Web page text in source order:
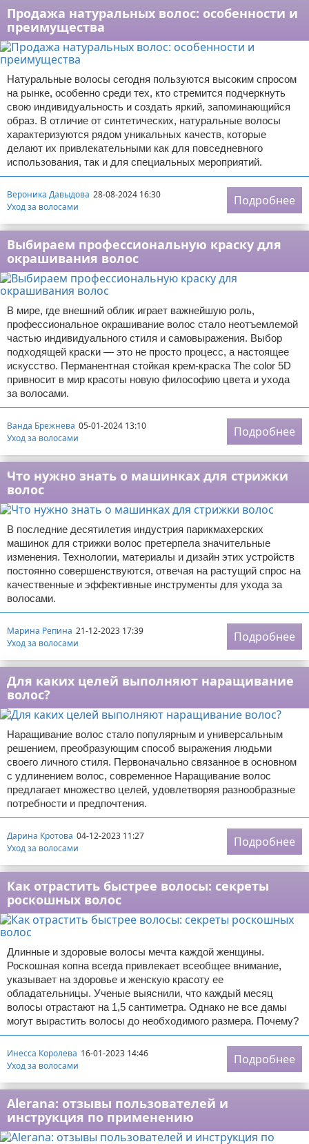
Продажа натуральных волос: особенности и
преимущества
Натуральные волосы сегодня пользуются высоким спросом
на рынке, особенно среди тех, кто стремится подчеркнуть
свою индивидуальность и создать яркий, запоминающийся
образ. В отличие от синтетических, натуральные волосы
характеризуются рядом уникальных качеств, которые
делают их привлекательными как для повседневного
использования, так и для специальных мероприятий.
Вероника Давыдова 28-08-2024 16:30
Уход за волосами
Подробнее
Выбираем профессиональную краску для
окрашивания волос
В мире, где внешний облик играет важнейшую роль,
профессиональное окрашивание волос стало неотъемлемой
частью индивидуального стиля и самовыражения. Выбор
подходящей краски — это не просто процесс, а настоящее
искусство. Перманентная стойкая крем-краска The color 5D
привносит в мир красоты новую философию цвета и ухода
за волосами.
Ванда Брежнева 05-01-2024 13:10
Уход за волосами
Подробнее
Что нужно знать о машинках для стрижки
волос
В последние десятилетия индустрия парикмахерских
машинок для стрижки волос претерпела значительные
изменения. Технологии, материалы и дизайн этих устройств
постоянно совершенствуются, отвечая на растущий спрос на
качественные и эффективные инструменты для ухода за
волосами.
Марина Репина 21-12-2023 17:39
Уход за волосами
Подробнее
Для каких целей выполняют наращивание
волос?
Наращивание волос стало популярным и универсальным
решением, преобразующим способ выражения людьми
своего личного стиля. Первоначально связанное в основном
с удлинением волос, современное Наращивание волос
предлагает множество целей, удовлетворяя разнообразные
потребности и предпочтения.
Дарина Кротова 04-12-2023 11:27
Уход за волосами
Подробнее
Как отрастить быстрее волосы: секреты
роскошных волос
Длинные и здоровые волосы мечта каждой женщины.
Роскошная копна всегда привлекает всеобщее внимание,
указывает на здоровье и женскую красоту ее
обладательницы. Ученые выяснили, что каждый месяц
волосы отрастают на 1,5 сантиметра. Однако не все дамы
могут вырастить волосы до необходимого размера. Почему?
Инесса Королева 16-01-2023 14:46
Уход за волосами
Подробнее
Alerana: отзывы пользователей и
инструкция по применению